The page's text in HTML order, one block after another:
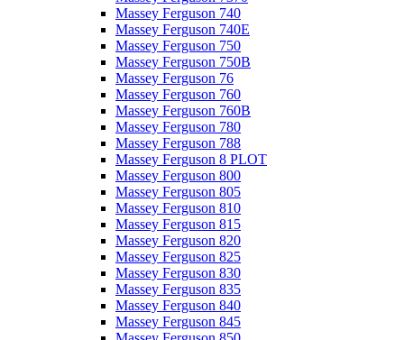
Massey Ferguson 740
Massey Ferguson 740E
Massey Ferguson 750
Massey Ferguson 750B
Massey Ferguson 76
Massey Ferguson 760
Massey Ferguson 760B
Massey Ferguson 780
Massey Ferguson 788
Massey Ferguson 8 PLOT
Massey Ferguson 800
Massey Ferguson 805
Massey Ferguson 810
Massey Ferguson 815
Massey Ferguson 820
Massey Ferguson 825
Massey Ferguson 830
Massey Ferguson 835
Massey Ferguson 840
Massey Ferguson 845